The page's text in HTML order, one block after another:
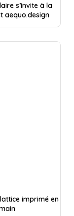
s’invite à la
aequo.design
imprimé en